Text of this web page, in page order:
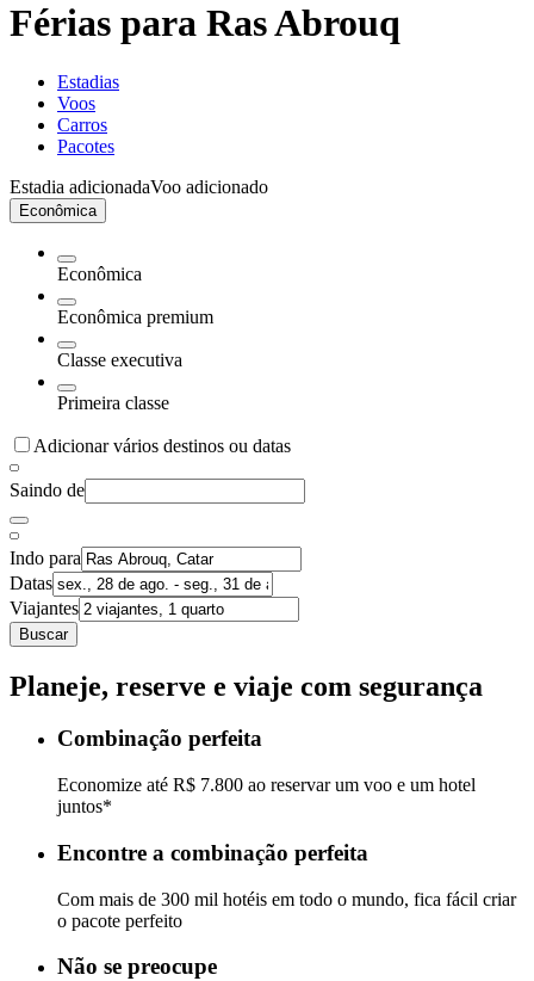
Férias para Ras Abrouq
Estadias
Voos
Carros
Pacotes
Estadia adicionadaVoo adicionado
Econômica
Econômica
Econômica premium
Classe executiva
Primeira classe
Adicionar vários destinos ou datas
Saindo de
Indo para
Datas
Viajantes
Buscar
Planeje, reserve e viaje com segurança
Combinação perfeita
Economize até R$ 7.800 ao reservar um voo e um hotel
juntos*
Encontre a combinação perfeita
Com mais de 300 mil hotéis em todo o mundo, fica fácil criar
o pacote perfeito
Não se preocupe